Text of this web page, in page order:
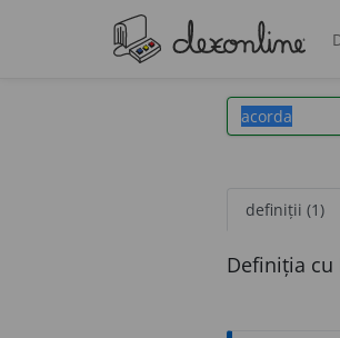
definiții (1)
Definiția cu